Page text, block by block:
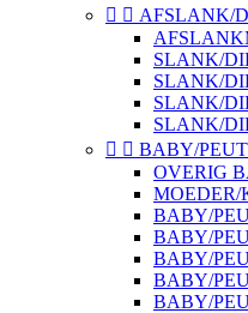
  AFSLANK/
SLANK/
SLANK/
SLANK/
SLANK/
  BABY/
OVERIG
MOEDER/
BABY/
BABY/
BABY/
BABY/
BABY/